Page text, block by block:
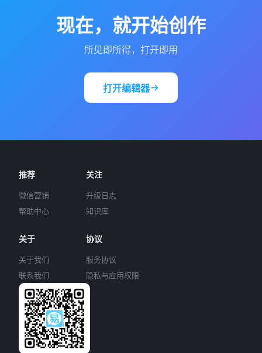
现在，就开始创作
所见即所得，打开即用
打开编辑器
推荐
微信营销
帮助中心
关注
升级日志
知识库
关于
关于我们
联系我们
协议
服务协议
隐私与应用权限